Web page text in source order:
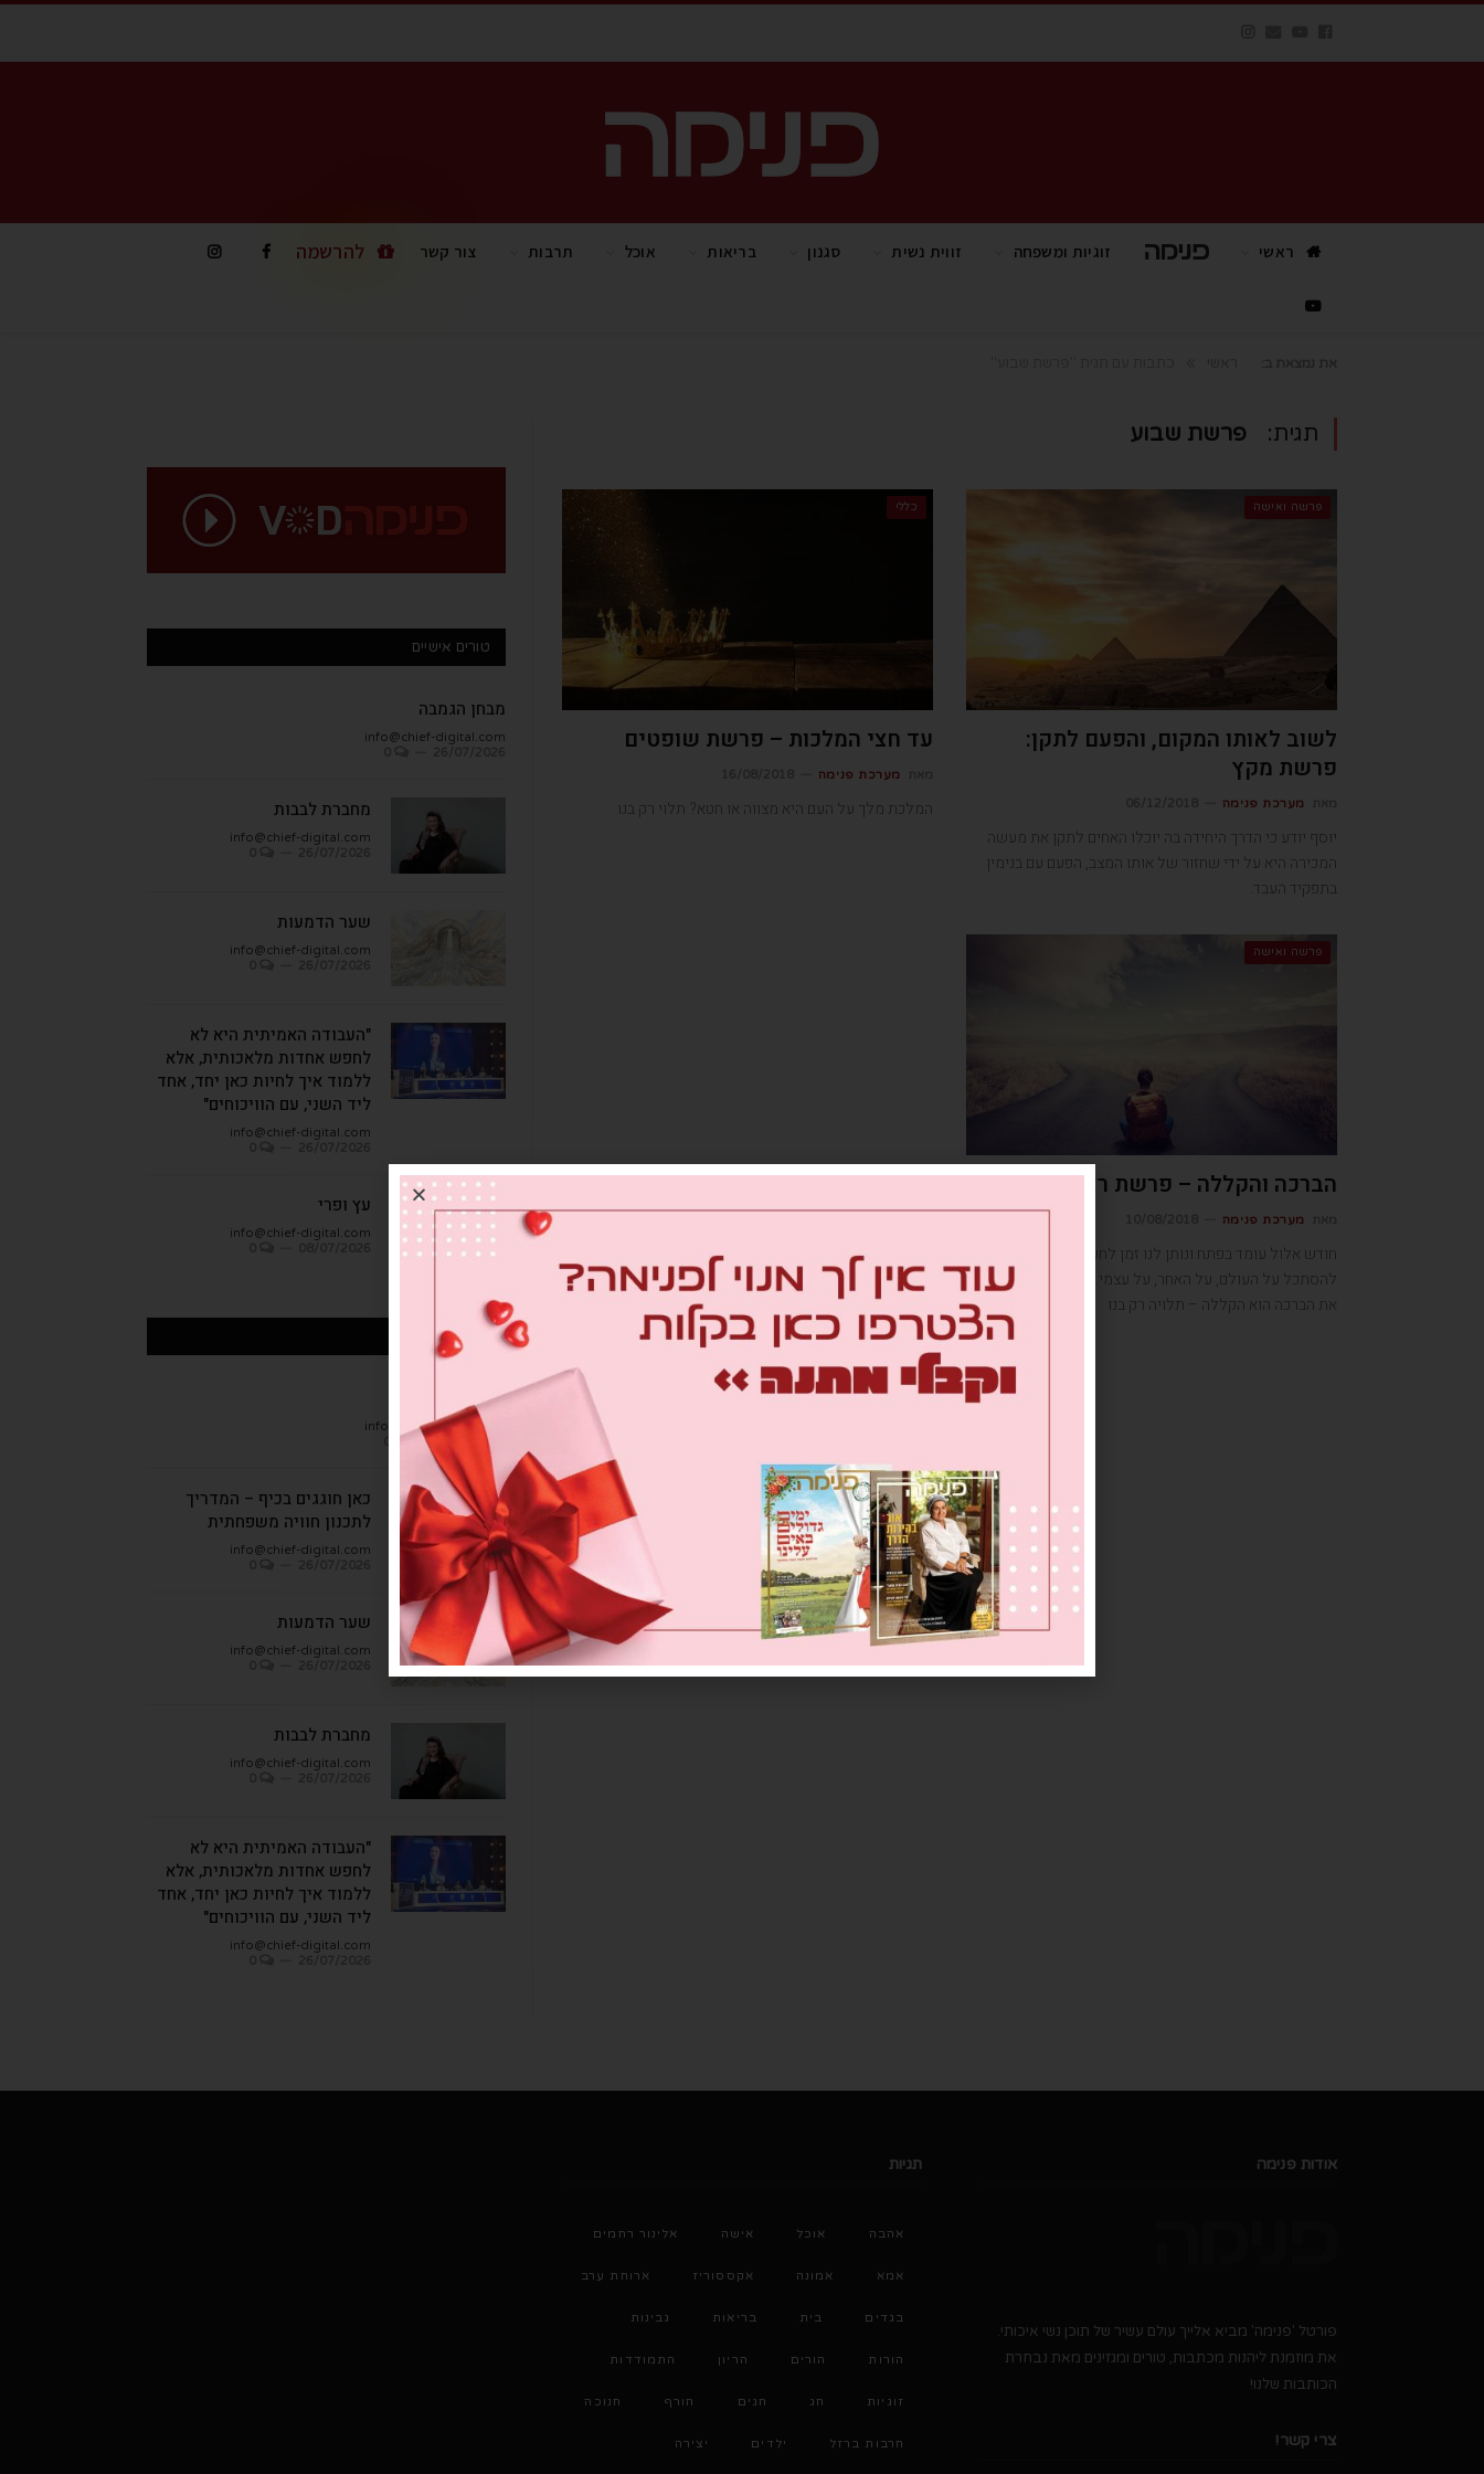
ראשי פנימה TV זוגיות ומשפחה זווית נשית סגנון בריאות אוכל תרבות צור קשר להרשמה
תגית: פרשת שבוע
פרשה ואישה
לשוב לאותו המקום, והפעם לתקן:
פרשת מקץ
מערכת פנימה
יוסף יודע כי הדרך היחידה בה יוכלו האחים לתקן את מעשה
המכירה היא על ידי שחזור של אותו המצב, הפעם עם בנימין
בתפקיד העבד.
כללי
עד חצי המלכות – פרשת שופטים
מערכת פנימה
המלכת מלך על העם היא מצווה או חטא? תלוי רק בנו
פרשה ואישה
הברכה והקללה – פרשת ראה
מערכת פנימה
חודש אלול עומד בפתח ונותן לנו זמן לחשבון נפש, איך
להסתכל על העולם, על האחר, על עצמי. הבחירה אם לראות
את הברכה הוא הקללה – תלויה רק בנו
טורים אישיים
מבחן הגמבה
info@chief-digital.com
מחברת לבבות
info@chief-digital.com
שער הדמעות
info@chief-digital.com
"העבודה האמיתית היא לא
לחפש אחדות מלאכותית, אלא
ללמוד איך לחיות כאן יחד, אחד
ליד השני, עם הוויכוחים"
info@chief-digital.com
עץ ופרי
info@chief-digital.com
כתבות אחרונות
מבחן הגמבה
info@chief-digital.com
26/07/2026
כאן חוגגים בכיף – המדריך
לתכנון חוויה משפחתית
info@chief-digital.com
שער הדמעות
info@chief-digital.com
מחברת לבבות
info@chief-digital.com
"העבודה האמיתית היא לא
לחפש אחדות מלאכותית, אלא
ללמוד איך לחיות כאן יחד, אחד
ליד השני, עם הוויכוחים"
info@chief-digital.com
אודות פנימה
פורטל 'פנימה' מביא אלייך עולם עשיר של תוכן נשי איכותי.
את מוזמנת ליהנות מכתבות, טורים ומגזינים מאת נבחרת
הכותבות שלנו!
צרי קשר!
תגיות
אהבה אוכל אישה אלינור רחמים
אמא אמונה אקססוריז ארוחת ערב
בגדים בית בריאות גבינות
הורות הורים הריון התמודדות
זוגיות חג חגים חורף חנוכה
חרבות ברזל ילדים יצירה